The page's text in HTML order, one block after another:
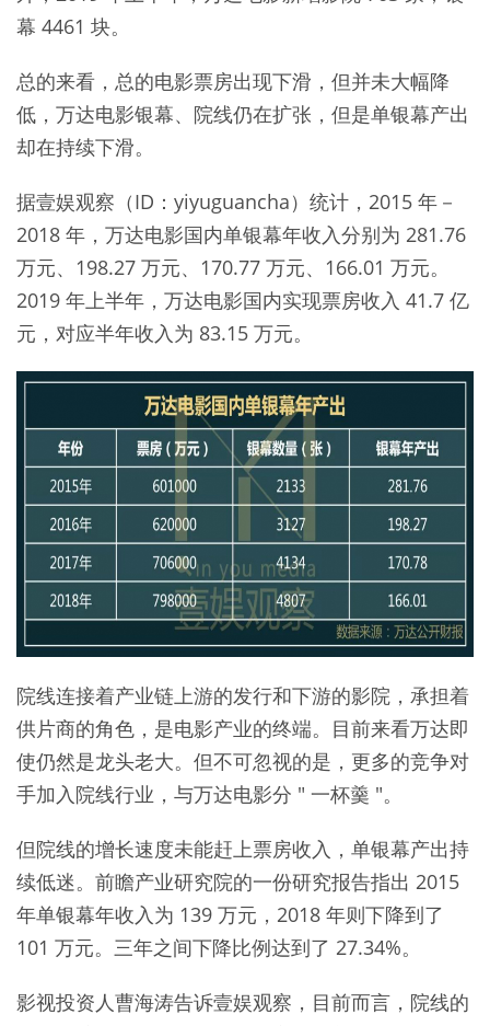
幕 4461 块。
总的来看，总的电影票房出现下滑，但并未大幅降
低，万达电影银幕、院线仍在扩张，但是单银幕产出
却在持续下滑。
据壹娱观察（ID：yiyuguancha）统计，2015 年－
2018 年，万达电影国内单银幕年收入分别为 281.76
万元、198.27 万元、170.77 万元、166.01 万元。
2019 年上半年，万达电影国内实现票房收入 41.7 亿
元，对应半年收入为 83.15 万元。
院线连接着产业链上游的发行和下游的影院，承担着
供片商的角色，是电影产业的终端。目前来看万达即
使仍然是龙头老大。但不可忽视的是，更多的竞争对
手加入院线行业，与万达电影分 " 一杯羹 "。
但院线的增长速度未能赶上票房收入，单银幕产出持
续低迷。前瞻产业研究院的一份研究报告指出 2015
年单银幕年收入为 139 万元，2018 年则下降到了
101 万元。三年之间下降比例达到了 27.34%。
影视投资人曹海涛告诉壹娱观察，目前而言，院线的